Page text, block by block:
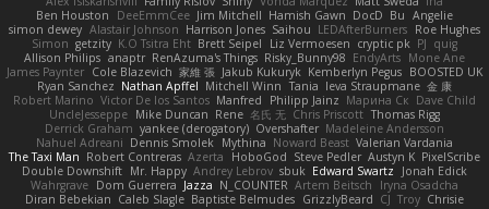
Ben Houston
DeeEmmCee Jim Mitchell Hamish Gawn DocD Bu Angelie
simon dewey Alastair Johnson Harrison Jones Saihou LEDAfterBurners Roe Hughes
Simon getzity K.O Tsitra Eht Brett Seipel Liz Vermoesen cryptic pk PJ quig
Allison Philips anaptr RenAzuma's Things Risky_Bunny98 EndyArts Mone Ane
James Paynter Cole Blazevich 家維 張 Jakub Kukuryk Kemberlyn Pegus BOOSTED UK
Ryan Sanchez Nathan Apffel Mitchell Winn Tania Ieva Straupmane 金 康
Robert Marino Victor De los Santos Manfred Philipp Jainz Марина Ск Dave Child
UncleJesseppe Mike Duncan Rene 名氏 无 Chris Priscott Thomas Rigg
Derrick Graham yankee (derogatory) Overshafter Madeleine Andersson
Nahuel Adreani Dennis Smolek Mythina Noward Beast Valerian Vardania
The Taxi Man Robert Contreras Azerta HoboGod Steve Pedler Austyn K PixelScribe
Double Downshift Mr. Happy Andrey Lebrov sbuk Edward Swartz
Jonah Edick
Wahrgrave Dom Guerrera Jazza N_COUNTER Artem Beitsch
Iryna Osadcha
Diran Bebekian Caleb Slagle Baptiste Belmudes GrizzlyBeard CJ Troy Chrisie